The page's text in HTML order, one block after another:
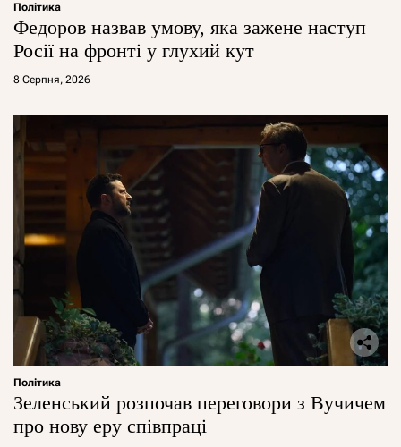
Політика
Федоров назвав умову, яка зажене наступ
Росії на фронті у глухий кут
8 Серпня, 2026
Політика
Зеленський розпочав переговори з Вучичем
про нову еру співпраці